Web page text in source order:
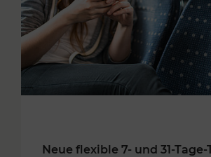
Neue flexible 7- und 31-